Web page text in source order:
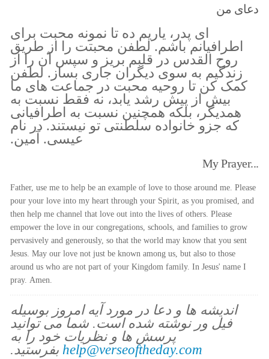
دعای من
ای پدر، یاریم ده تا نمونه محبت برای
اطرافیانم باشم. لطفن محبتت را از طریق
روح القدس در قلبم بریز و سپس آن را از
زندگیم به سوی دیگران جاری بساز. لطفن
کمک کن تا روحیه محبت در جماعت های ما
بیش از پیش رشد یابد، نه فقط نسبت به
همدیگر، بلکه همچنین نسبت به اطرافیانی
که جزو خانواده سلطنتی تو نیستند. در نام
عیسی. آمین.
My Prayer...
Father, use me to help be an example of love to those around me. Please
pour your love into my heart through your Spirit, as you promised, and
then help me channel that love out into the lives of others. Please
empower the love in our congregations, schools, and families to grow
pervasively and generously, so that the world may know that you sent
Jesus. May our love not just be known among us, but also to those
around us who are not part of your Kingdom family. In Jesus' name I
pray. Amen.
اندیشه ها و دعا در مورد آیه امروز بوسیله
فیل ور نوشته شده است. شما می توانید
پرسش ها و نظریات خود را به
help@verseoftheday.com بفرستید.